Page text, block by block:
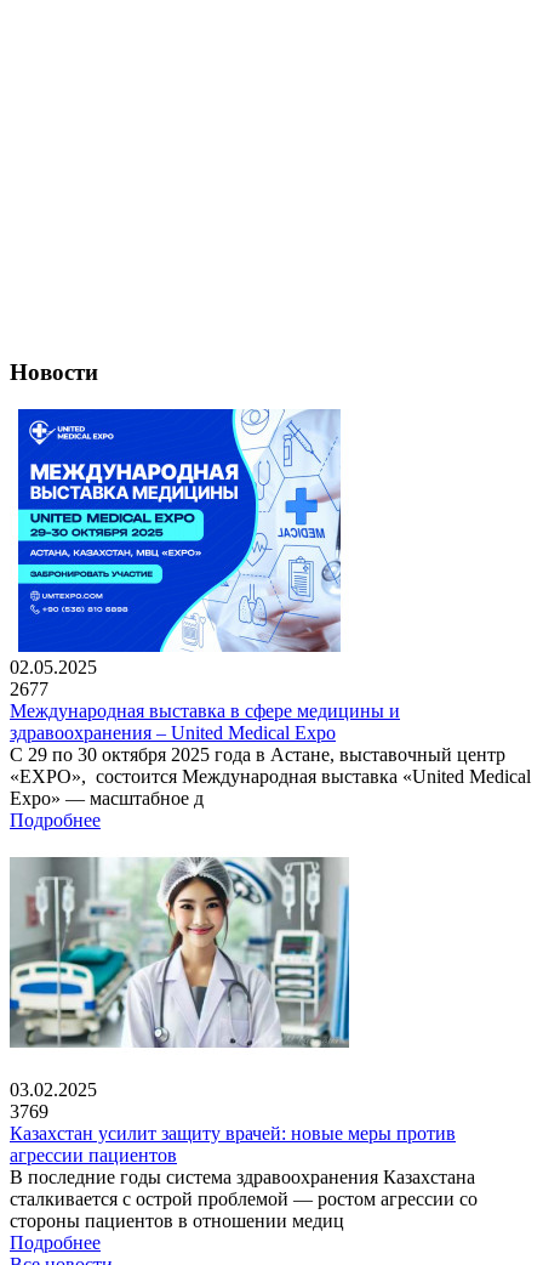
Новости
02.05.2025
2677
Международная выставка в сфере медицины и
здравоохранения – United Medical Expo
С 29 по 30 октября 2025 года в Астане, выставочный центр
«EXPO», состоится Международная выставка «United Medical
Expo» — масштабное д
Подробнее
03.02.2025
3769
Казахстан усилит защиту врачей: новые меры против
агрессии пациентов
В последние годы система здравоохранения Казахстана
сталкивается с острой проблемой — ростом агрессии со
стороны пациентов в отношении медиц
Подробнее